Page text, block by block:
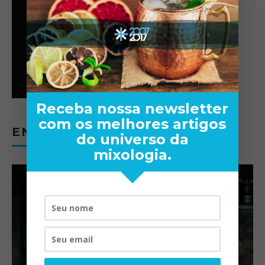
ENTREVISTAS
Receba nossa newsletter
com os melhores artigos
do universo da
mixologia.